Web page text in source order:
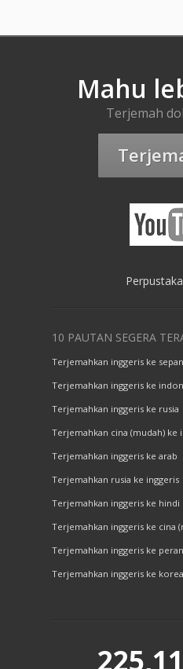
Mahu
Terjemah
10 PAUTAN SEGERA
Terjemahkan inggeris ke
Terjemahkan inggeris ke
Terjemahkan inggeris ke rusia
Terjemahkan cina (mudah) ke
Terjemahkan inggeris ke arab
Terjemahkan rusia ke inggeris
Terjemahkan inggeris ke hindi
Terjemahkan inggeris ke cina
Terjemahkan inggeris ke
Terjemahkan inggeris ke korea